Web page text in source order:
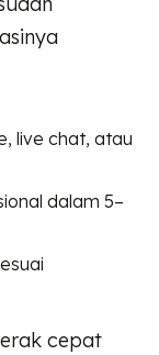
live chat, atau
dalam 5–
cepat